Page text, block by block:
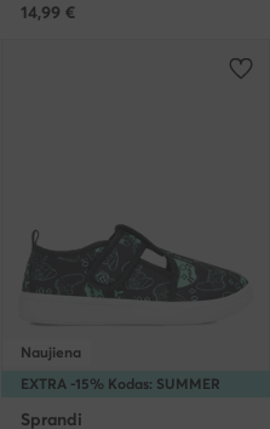
14,99 €
EXTRA -15% Kodas: SUMMER
Naujiena
Sprandi